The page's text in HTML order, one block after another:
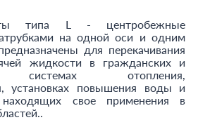
типа L - центробежные
на одной оси и одним
для перекачивания
жидкости в гражданских и
системах отопления,
установках повышения воды и
находящих свое применения в